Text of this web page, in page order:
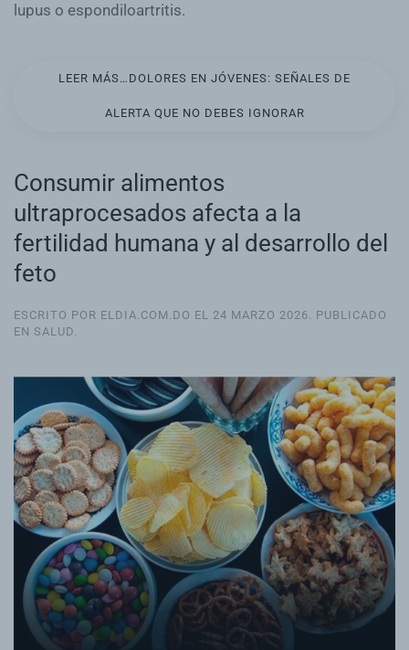
lupus o espondiloartritis.
LEER MÁS…DOLORES EN JÓVENES: SEÑALES DE
ALERTA QUE NO DEBES IGNORAR
Consumir alimentos
ultraprocesados afecta a la
fertilidad humana y al desarrollo del
feto
ESCRITO POR ELDIA.COM.DO EL 24 MARZO 2026. PUBLICADO
EN SALUD.